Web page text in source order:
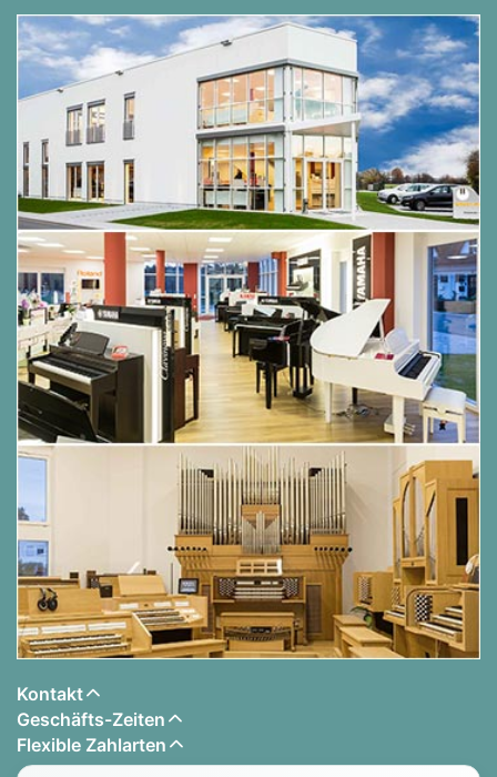
Kontakt
Geschäfts-Zeiten
Flexible Zahlarten